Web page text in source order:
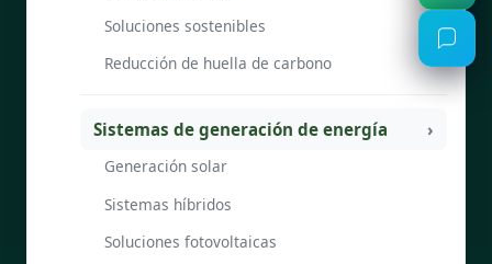
Soluciones sostenibles
Reducción de huella de carbono
Sistemas de generación de energía
Generación solar
Sistemas híbridos
Soluciones fotovoltaicas